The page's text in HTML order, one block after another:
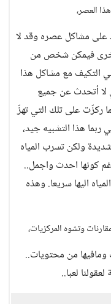
العصر،
مشاكل عصره وقد لا
فيمكن شخص من
التكيف مع مشاكل هذا
لا أتحدث عن جميع
ركزّت على تلك التي تهزّ
هذا التشبيه جيد،
ولكن تسرب المياه
كونها احدث واجمل..
اليها سريعا. وهذه
وتشوه المركزيات،
ومافيها من محتويات..
لعبا..